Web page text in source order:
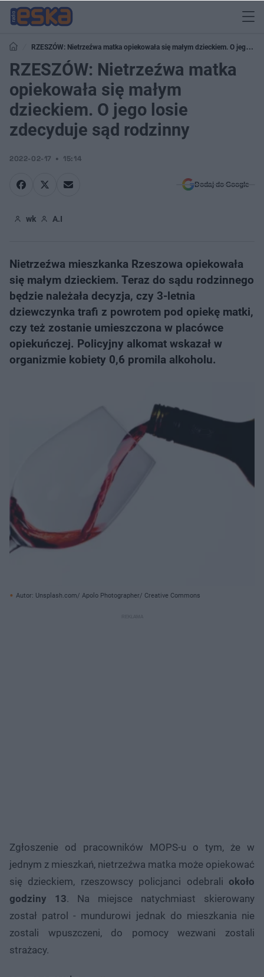
RZESZÓW: Nietrzeźwa matka opiekowała się małym dzieckiem. O jego
losie zdecyduje sąd rodzinny
RZESZÓW: Nietrzeźwa matka
opiekowała się małym
dzieckiem. O jego losie
zdecyduje sąd rodzinny
2022-02-17 15:14
Dodaj do Google
wk A.I
Nietrzeźwa mieszkanka Rzeszowa opiekowała
się małym dzieckiem. Teraz do sądu rodzinnego
będzie należała decyzja, czy 3-letnia
dziewczynka trafi z powrotem pod opiekę matki,
czy też zostanie umieszczona w placówce
opiekuńczej. Policyjny alkomat wskazał w
organizmie kobiety 0,6 promila alkoholu.
Autor: Unsplash.com/ Apolo Photographer/ Creative Commons
Zgłoszenie od pracowników MOPS-u o tym, że w
jednym z mieszkań, nietrzeźwa matka może opiekować
się dzieckiem, rzeszowscy policjanci odebrali około
godziny 13. Na miejsce natychmiast skierowany
został patrol - mundurowi jednak do mieszkania nie
zostali wpuszczeni, do pomocy wezwani zostali
strażacy.